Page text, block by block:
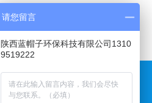
请您留言
陕西蓝帽子环保科技有限公司1310
9519222